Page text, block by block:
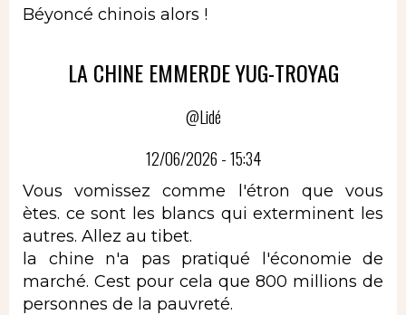
Béyoncé chinois alors !
LA CHINE EMMERDE YUG-TROYAG
@Lidé
12/06/2026 - 15:34
Vous vomissez comme l'étron que vous
ètes. ce sont les blancs qui exterminent les
autres. Allez au tibet.
la chine n'a pas pratiqué l'économie de
marché. Cest pour cela que 800 millions de
personnes de la pauvreté.